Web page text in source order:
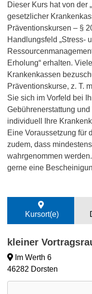
Dieser Kurs hat von der
gesetzlicher
Präventionskursen – §
Handlungsfeld „Stress-
Erholung“ erhalten.
Krankenkassen
Präventionskurse, z. T.
Sie sich im Vorfeld bei
Gebührenerstattung
individuell Ihre
Eine Voraussetzung für
zudem, dass
wahrgenommen
gerne eine
Kursort(e)
kleiner
Im Werth 6
46282 Dorsten